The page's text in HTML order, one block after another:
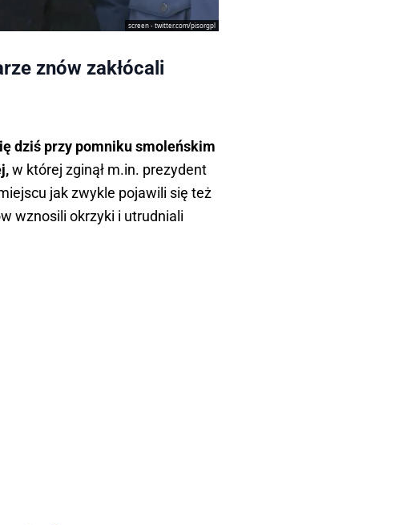
screen - twitter.com/pisorgpl
znów zakłócali
dziś przy pomniku smoleńskim
w której zginął m.in. prezydent
jak zwykle pojawili się też
wznosili okrzyki i utrudniali